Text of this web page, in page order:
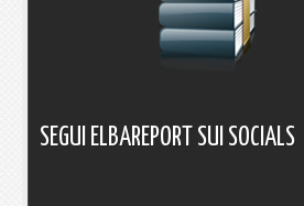
SEGUI ELBAREPORT SUI SOCIALS